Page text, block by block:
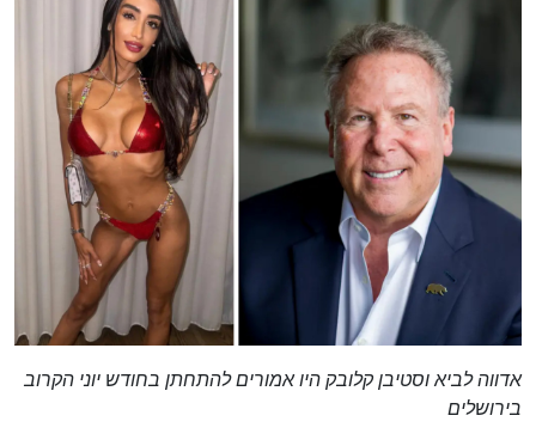
אדווה לביא וסטיבן קלובק היו אמורים להתחתן בחודש יוני הקרוב
בירושלים